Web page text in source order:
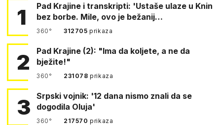
1
Pad Krajine i transkripti: 'Ustaše ulaze u Knin
bez borbe. Mile, ovo je bežanij…
360° 312705prikaza
2
Pad Krajine (2): "Ima da koljete, a ne da
bježite!"
360° 231078prikaza
3
Srpski vojnik: '12 dana nismo znali da se
dogodila Oluja'
360° 217570prikaza